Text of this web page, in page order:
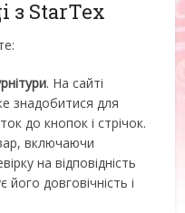
з StarTex
. На сайті
знадобитися для
до кнопок і стрічок.
включаючи
на відповідність
довговічність і